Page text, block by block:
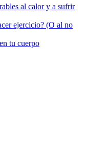
al calor y a sufrir
ejercicio? (O al no
tu cuerpo